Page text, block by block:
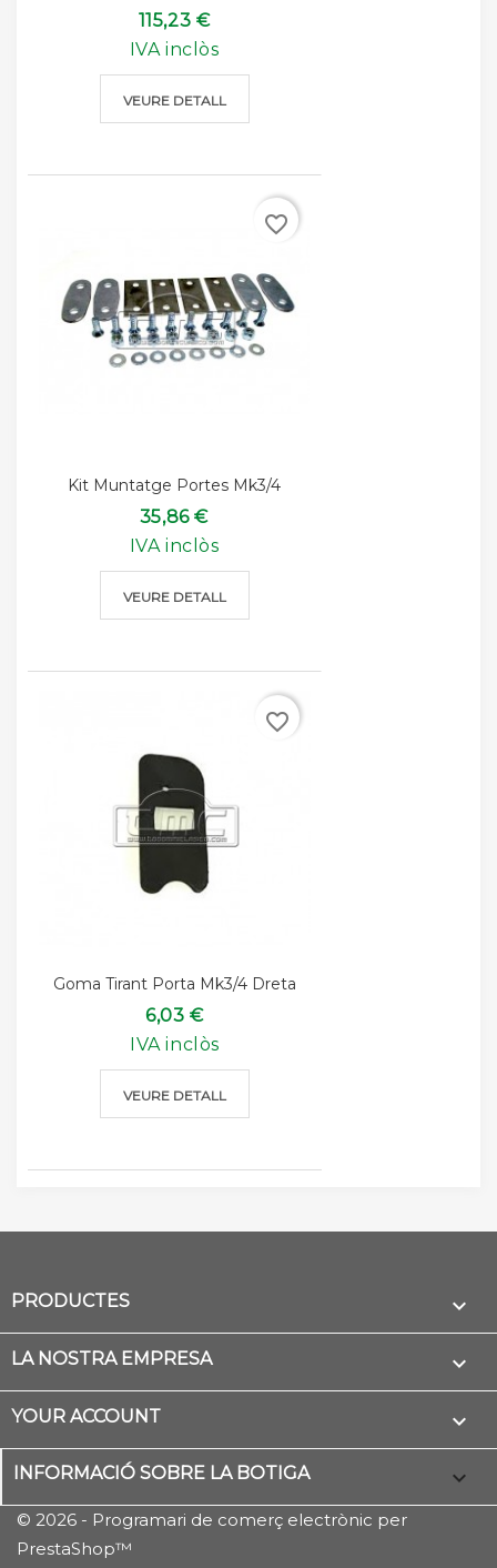
115,23 €
IVA inclòs
VEURE DETALL
Kit Muntatge Portes Mk3/4
35,86 €
IVA inclòs
VEURE DETALL
favorite_border
Goma Tirant Porta Mk3/4 Dreta
6,03 €
IVA inclòs
VEURE DETALL
favorite_border
PRODUCTES 
LA NOSTRA EMPRESA 
YOUR ACCOUNT 
INFORMACIÓ SOBRE LA BOTIGA keyboard_arrow_down
© 2026 - Programari de comerç electrònic per
PrestaShop™